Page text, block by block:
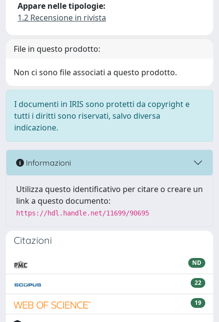
Appare nelle tipologie:
1.2 Recensione in rivista
File in questo prodotto:
Non ci sono file associati a questo prodotto.
I documenti in IRIS sono protetti da copyright e
tutti i diritti sono riservati, salvo diversa
indicazione.
Informazioni
Utilizza questo identificativo per citare o creare un
link a questo documento:
https://hdl.handle.net/11699/90695
Citazioni
ND
22
19